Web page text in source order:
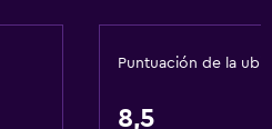
ruedas
Puntuación de la
8,5